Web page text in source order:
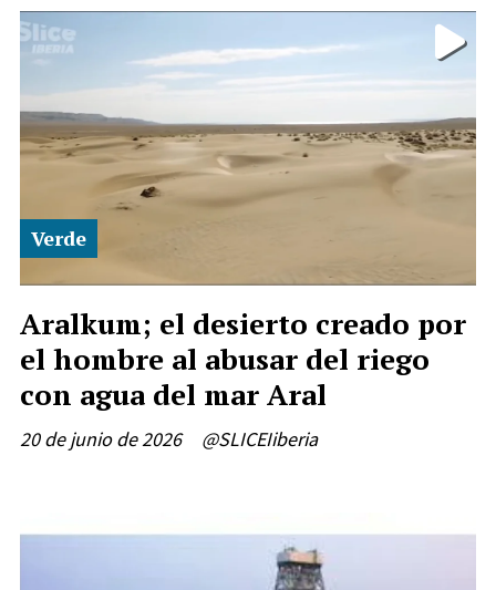
Aralkum; el desierto creado por
el hombre al abusar del riego
con agua del mar Aral
@SLICEIiberia
Verde
20 de junio de 2026